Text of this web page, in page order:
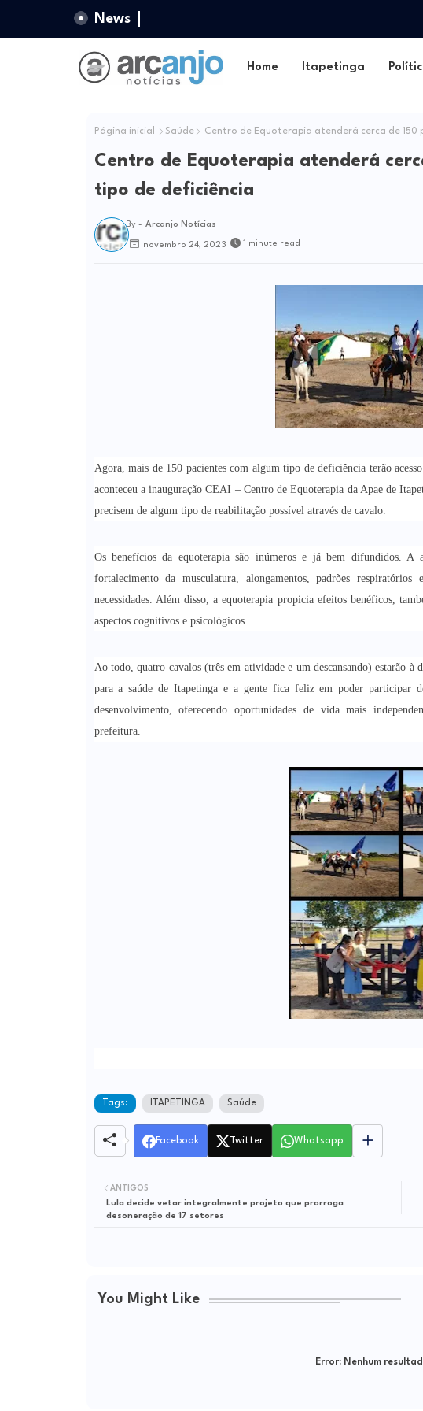
News
Home Itapetinga
Página inicial Saúde Centro de Equoterapia atenderá cerca de 150
Centro de Equoterapia atenderá
tipo de deficiência
By - Arcanjo Notícias
novembro 24, 2023 1 minute read
Agora, mais de 150 pacientes com algum tipo de deficiência terão
aconteceu a inauguração CEAI – Centro de Equoterapia da Apae de
precisem de algum tipo de reabilitação possível através de cavalo.
Os benefícios da equoterapia são inúmeros e já bem difundidos. A
fortalecimento da musculatura, alongamentos, padrões
necessidades. Além disso, a equoterapia propicia efeitos benéficos,
aspectos cognitivos e psicológicos.
Ao todo, quatro cavalos (três em atividade e um descansando) estarão à
para a saúde de Itapetinga e a gente fica feliz em poder participar
desenvolvimento, oferecendo oportunidades de vida mais
prefeitura.
Tags: ITAPETINGA Saúde
Facebook Twitter Whatsapp
ANTIGOS
Lula decide vetar integralmente projeto que prorroga
desoneração de 17 setores
You Might Like
Error:Nenhum